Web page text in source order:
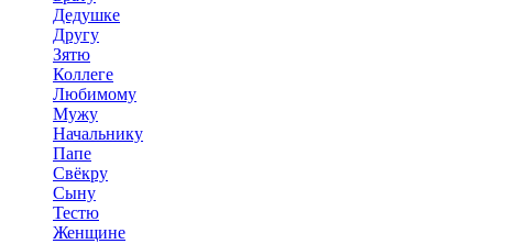
Дедушке
Другу
Зятю
Коллеге
Любимому
Мужу
Начальнику
Папе
Свёкру
Сыну
Тестю
Женщине